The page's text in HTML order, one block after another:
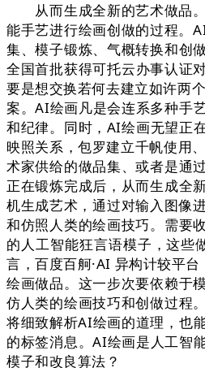
从而生成全新的艺术做品。
能手艺进行绘画创做的过程。
集、模子锻炼、气概转换和创
全国首批获得可托云办事认证
要是想交换若何去建立如许两
案。AI绘画凡是会连系多种手
和纪律。同时，AI绘画无望正
映照关系，包罗建立千帆使用
术家供给的做品集、或者是通
正在锻炼完成后，从而生成全
机生成艺术，通过对输入图像
和仿照人类的绘画技巧。需要
的人工智能狂言语模子，这些
言，百度百舸·AI 异构计较平
绘画做品。这一步次要依赖于
仿人类的绘画技巧和创做过程
将细致解析AI绘画的道理，也
的标签消息。AI绘画是人工智
模子和改良算法？